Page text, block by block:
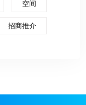
空间
招商推介